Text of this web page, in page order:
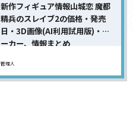
新作フィギュア情報山城恋 魔都
精兵のスレイブ2の価格・発売
日・3D画像(AI利用試用版)・メ
ーカー、情報まとめ
管理人